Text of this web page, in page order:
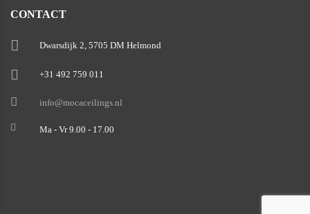
CONTACT
Dwarsdijk 2, 5705 DM Helmond
+31 492 759 011
info@mocaceilings.nl
Ma - Vr 9.00 - 17.00